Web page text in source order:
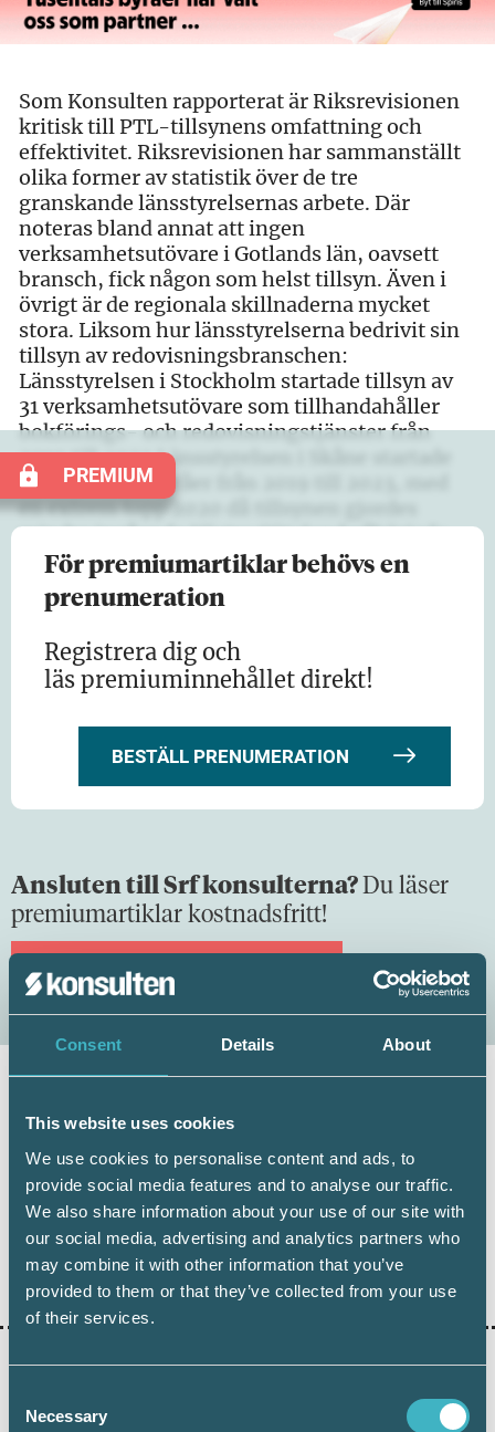
Consent Details About
This website uses cookies
We use cookies to personalise content and ads, to
provide social media features and to analyse our traffic.
We also share information about your use of our site with
our social media, advertising and analytics partners who
may combine it with other information that you’ve
provided to them or that they’ve collected from your use
of their services.
Selection
Necessary
Som Konsulten rapporterat är Riksrevisionen
kritisk till PTL-tillsynens omfattning och
effektivitet. Riksrevisionen har sammanställt
olika former av statistik över de tre
granskande länsstyrelsernas arbete. Där
noteras bland annat att ingen
verksamhetsutövare i Gotlands län, oavsett
bransch, fick någon som helst tillsyn. Även i
övrigt är de regionala skillnaderna mycket
stora. Liksom hur länsstyrelserna bedrivit sin
tillsyn av redovisningsbranschen:
Länsstyrelsen i Stockholm startade tillsyn av
31 verksamhetsutövare som tillhandahåller
bokförings- och redovisningstjänster från
2019 till 2023.Länsstyrelsen i Skåne startade
tillsyn av 218 byråer från 2019 till 2023, med
en extrem topp 2020 då tillsynen gjordes
mindre ingående.Västra Götaland påbörjade
sin tillsyn…
PREMIUM
För premiumartiklar behövs en
prenumeration
Registrera dig och
läs premiuminnehållet direkt!
BESTÄLL PRENUMERATION
Ansluten till Srf konsulterna?Du läser
premiumartiklar kostnadsfritt!
Håkan Edvardsson
Journalist
Dela:
AKTUELLA ARTIKLAR